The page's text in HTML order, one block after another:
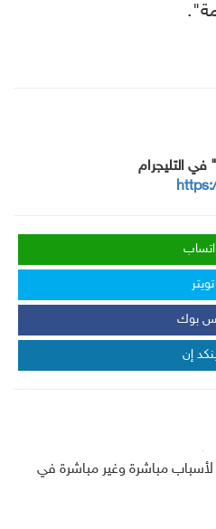
في التليجرام
تويتر
بوك
إن
ألف مدني لأسباب مباشرة وغير مباشرة في